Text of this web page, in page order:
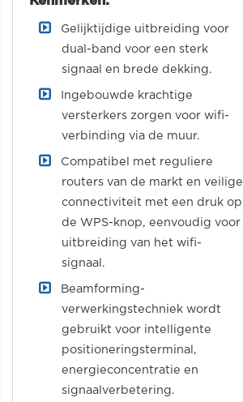
Gelijktijdige uitbreiding voor
dual-band voor een sterk
signaal en brede dekking.
Ingebouwde krachtige
versterkers zorgen voor wifi-
verbinding via de muur.
Compatibel met reguliere
routers van de markt en veilige
connectiviteit met een druk op
de WPS-knop, eenvoudig voor
uitbreiding van het wifi-
signaal.
Beamforming-
verwerkingstechniek wordt
gebruikt voor intelligente
positioneringsterminal,
energieconcentratie en
signaalverbetering.